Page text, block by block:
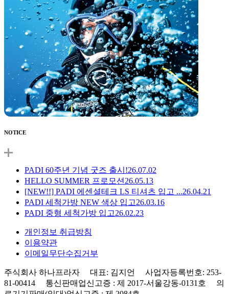
NOTICE
PADI 60주년 기념 굿즈 출시!26.07.02
HELLO SUMMER 프로모션 26.05.13
[NEW!!] PADI 에센셜테크 LS 티셔츠 입고 ...26.04.21
PADI 세척가방 NEW 색상 입고26.03.16
PADI 중형 세척가방 입고26.02.23
개인정보 취급방침
이용약관
이메일무단수집거부
주식회사 하나프라자 대표: 김지언 사업자등록번호: 253-
81-00414 통신판매업신고증 : 제 2017-서울강동-0131호 의